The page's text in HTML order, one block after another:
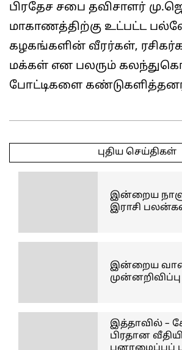
பிரதேச சபை தவிசாளர்
மாகாணத்திற்கு உட்பட்ட
கழகங்களின் வீரர்கள்,
மக்கள் என பலரும்
போட்டிகளை
04-
புதிய செய்திகள்
இன்றைய
இராசி
இன்றைய
முன்னறிவிப்பு
இத்தாவில் –
பிரதான